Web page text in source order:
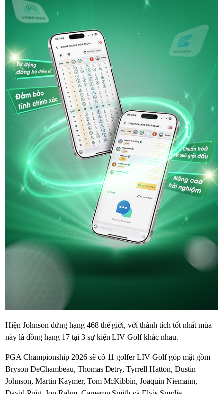
Hiện Johnson đứng hạng 468 thế giới, với thành tích tốt nhất mùa
này là đồng hạng 17 tại 3 sự kiện LIV Golf khác nhau.
PGA Championship 2026 sẽ có 11 golfer LIV Golf góp mặt gồm
Bryson DeChambeau, Thomas Detry, Tyrrell Hatton, Dustin
Johnson, Martin Kaymer, Tom McKibbin, Joaquin Niemann,